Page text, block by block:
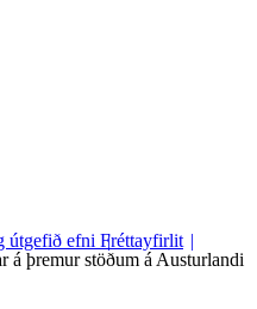
útgefið efni Fréttayfirlit
á þremur stöðum á Austurlandi